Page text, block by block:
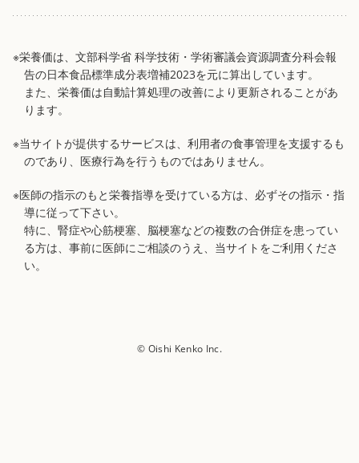
※栄養価は、文部科学省 科学技術・学術審議会資源調査分科会報
告の日本食品標準成分表増補2023を元に算出しています。
また、栄養価は自動計算処理の改善により更新されることがあ
ります。
※当サイトが提供するサービスは、利用者の食事管理を支援するも
のであり、医療行為を行うものではありません。
※医師の指示のもと栄養指導を受けている方は、必ずその指示・指
導に従って下さい。
特に、腎症や心筋梗塞、脳梗塞などの複数の合併症を患ってい
る方は、事前に医師にご相談のうえ、当サイトをご利用くださ
い。
© Oishi Kenko Inc.